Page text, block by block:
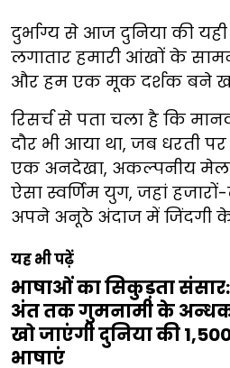
दुर्भाग्य से आज दुनिया की
लगातार हमारी आंखों के
और हम एक मूक दर्शक बने
रिसर्च से पता चला है कि
दौर भी आया था, जब धरती
एक अनदेखा, अकल्पनीय
ऐसा स्वर्णिम युग, जहां
अपने अनूठे अंदाज में जिंदगी के
यह भी पढ़ें
भाषाओं का सिकुड़ता
अंत तक गुमनामी के
खो जाएंगी दुनिया की
भाषाएं